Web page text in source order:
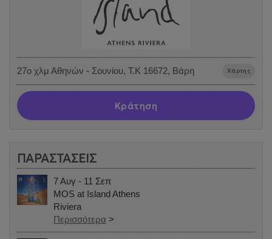
27o χλμ Αθηνών - Σουνίου, Τ.Κ 16672, Βάρη Χάρτης
Κράτηση
ΠΑΡΑΣΤΑΣΕΙΣ
7 Αυγ - 11 Σεπ
MOS at Island Athens
Riviera
Περισσότερα >